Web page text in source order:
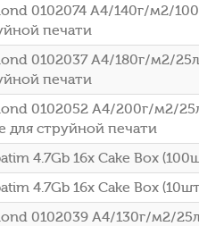
0102074 A4/140г/м2/
печати
0102037 A4/180г/м2/
печати
0102052 A4/200г/м2/
для струйной печати
4.7Gb 16x Cake Box
4.7Gb 16x Cake Box
0102039 A4/130г/м2/